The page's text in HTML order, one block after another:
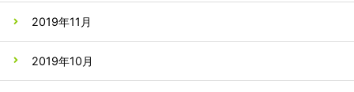
2019年11月
2019年10月